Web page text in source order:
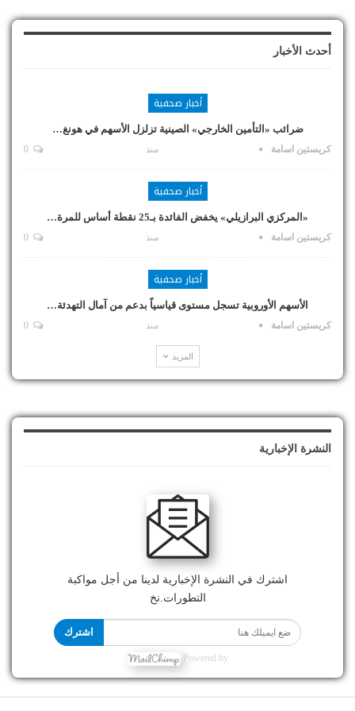
أحدث الأخبار
أخبار صحفية
ضرائب «التأمين الخارجي» الصينية تزلزل الأسهم في هونغ…
كريستين اسامة منذ
أخبار صحفية
«المركزي البرازيلي» يخفض الفائدة بـ25 نقطة أساس للمرة…
كريستين اسامة منذ
أخبار صحفية
الأسهم الأوروبية تسجل مستوى قياسياً بدعم من آمال التهدئة…
كريستين اسامة منذ
المزيد
النشرة الإخبارية
اشترك في النشرة الإخبارية لدينا من أجل مواكبة
التطورات.نخ
اشترك
Powered by